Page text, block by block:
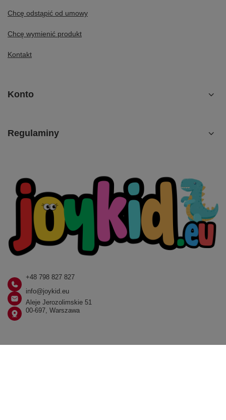
Chcę odstąpić od umowy
Chcę wymienić produkt
Kontakt
Konto
Regulaminy
+48 798 827 827
info@joykid.eu
Aleje Jerozolimskie 51
00-697, Warszawa